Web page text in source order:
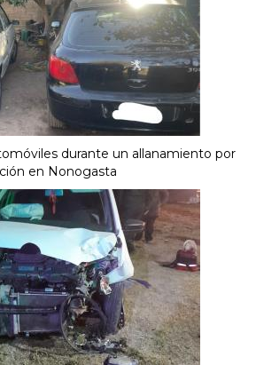
durante un allanamiento por
en Nonogasta